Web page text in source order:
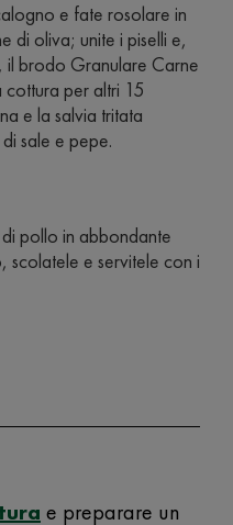
e fate rosolare in
di oliva; unite i piselli e,
il brodo Granulare Carne
per altri 15
e la salvia tritata
sale e pepe.
pollo in abbondante
scolatele e servitele con i
e preparare un